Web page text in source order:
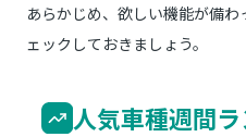
あらかじめ、欲しい機能が備
ェックしておきましょう。